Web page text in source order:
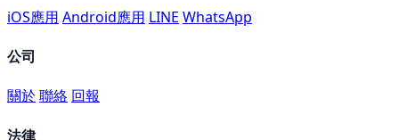
iOS應用 Android應用 LINE WhatsApp
公司
關於聯絡 回報
法律